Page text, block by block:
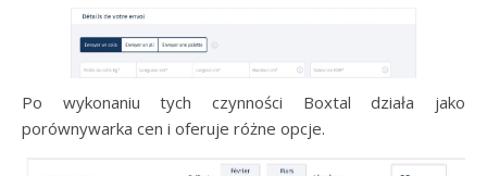
Po wykonaniu tych czynności Boxtal działa jako
porównywarka cen i oferuje różne opcje.